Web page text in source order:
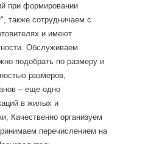
при формировании
также сотрудничаем с
и имеют
Обслуживаем
подобрать по размеру и
размеров,
– еще одно
в жилых и
Качественно организуем
перечислением на